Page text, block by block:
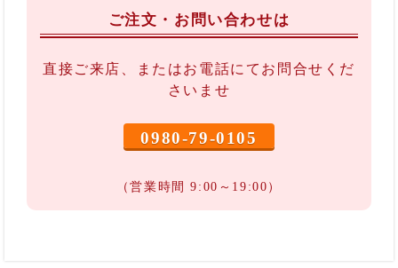
ご注文・お問い合わせは
直接ご来店、またはお電話にてお問合せくだ
さいませ
0980-79-0105
（営業時間 9:00～19:00）